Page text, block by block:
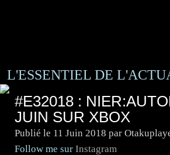
L'ESSENTIEL DE
#E32018 :
JUIN SUR XBOX
Publié le 11 Juin 2018 par
Follow me sur Instagram